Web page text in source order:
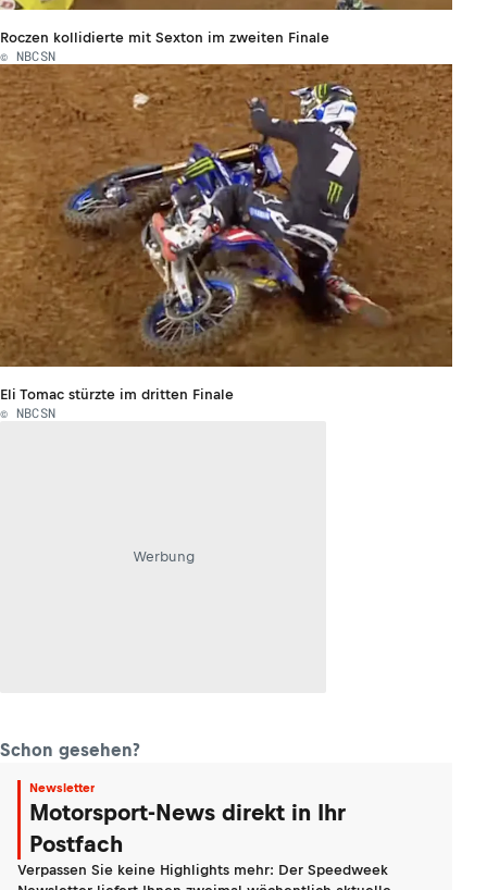
Roczen kollidierte mit Sexton im zweiten Finale
© NBCSN
Eli Tomac stürzte im dritten Finale
© NBCSN
Werbung
Schon gesehen?
Newsletter
Motorsport-News direkt in Ihr
Postfach
Verpassen Sie keine Highlights mehr: Der Speedweek